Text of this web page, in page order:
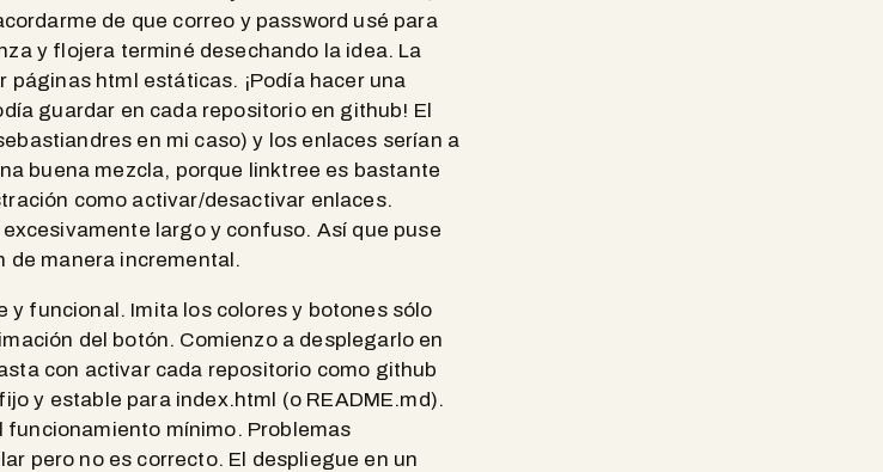
de que correo y password usé para
y flojera terminé desechando la idea. La
html estáticas. ¡Podía hacer una
guardar en cada repositorio en github! El
en mi caso) y los enlaces serían a
buena mezcla, porque linktree es bastante
como activar/desactivar enlaces.
largo y confuso. Así que puse
de manera incremental.
y funcional. Imita los colores y botones sólo
del botón. Comienzo a desplegarlo en
con activar cada repositorio como github
y estable para index.html (o README.md).
mínimo. Problemas
pero no es correcto. El despliegue en un